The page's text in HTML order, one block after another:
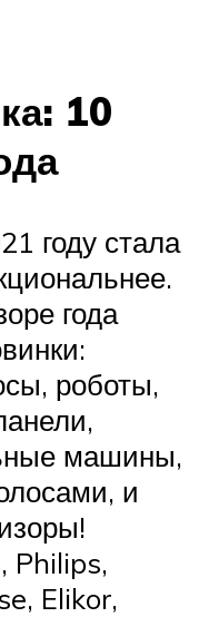
10
году стала
года
роботы,
машины,
и
Philips,
Elikor,